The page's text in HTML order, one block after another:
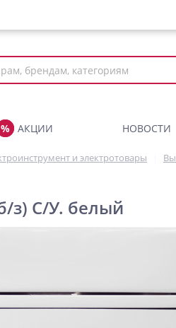
АКЦИИ НОВОСТИ
и электротовары
з) С/У. белый